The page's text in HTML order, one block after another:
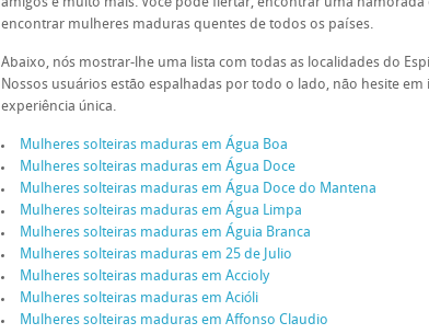
encontrar mulheres maduras quentes de todos os países.
Abaixo, nós mostrar-lhe uma lista com todas as localidades do
Nossos usuários estão espalhadas por todo o lado, não hesite em
experiência única.
Mulheres solteiras maduras em Água Boa
Mulheres solteiras maduras em Água Doce
Mulheres solteiras maduras em Água Doce do Mantena
Mulheres solteiras maduras em Água Limpa
Mulheres solteiras maduras em Águia Branca
Mulheres solteiras maduras em 25 de Julio
Mulheres solteiras maduras em Accioly
Mulheres solteiras maduras em Acióli
Mulheres solteiras maduras em Affonso Claudio